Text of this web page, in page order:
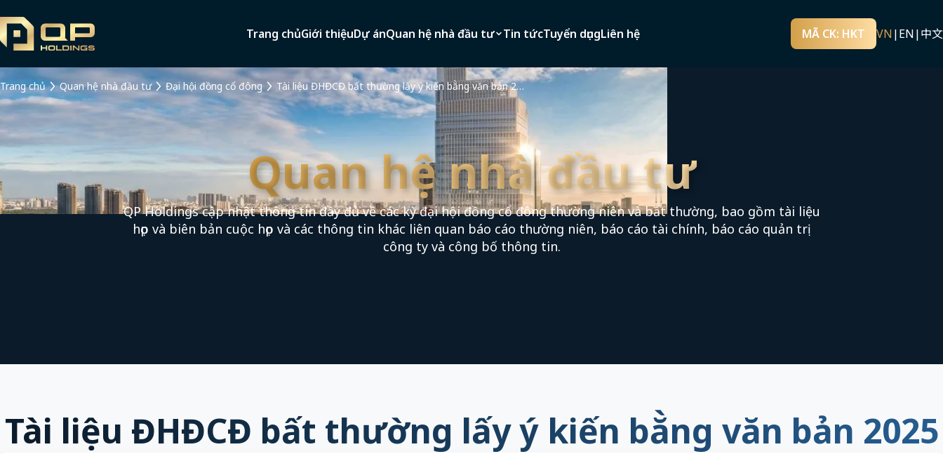
Trang chủGiới thiệuDự ánQuan hệ nhà đầu tư Tin tứcTuyển dụngLiên hệ MÃ CK: HKT VN|EN|中文
Trang chủ Quan hệ nhà đầu tư Đại hội đồng cổ đông Tài liệu ĐHĐCĐ bất thường lấy ý kiến bằng văn bản 2025
Quan hệ nhà đầu tư
QP Holdings cập nhật thông tin đầy đủ về các kỳ đại hội đồng cổ đông thường niên và bất thường, bao gồm tài liệu
họp và biên bản cuộc họp và các thông tin khác liên quan báo cáo thường niên, báo cáo tài chính, báo cáo quản trị
công ty và công bố thông tin.
Tài liệu ĐHĐCĐ bất thường lấy ý kiến bằng văn bản 2025